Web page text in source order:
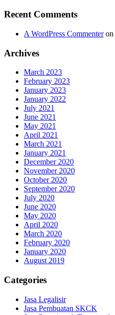
Recent Comments
A WordPress Commenteron
Archives
March 2023
February 2023
January 2023
January 2022
July 2021
June 2021
May 2021
April 2021
March 2021
January 2021
December 2020
November 2020
October 2020
September 2020
July 2020
June 2020
May 2020
April 2020
March 2020
February 2020
January 2020
August 2019
Categories
Jasa Legalisir
Jasa Pembuatan SKCK